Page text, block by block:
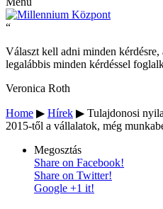
“
Választ kell adni minden
legalábbis minden kérdéssel
Veronica Roth
Home ▶ Hírek ▶ Tulajdonosi
2015-től a vállalatok, még
Megosztás
Share on Facebook!
Share on Twitter!
Google +1 it!